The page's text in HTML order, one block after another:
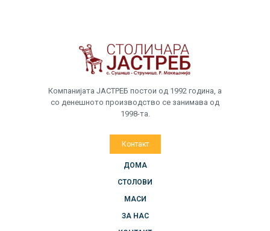
Компанијата ЈАСТРЕБ постои од 1992 година, а
со денешното производство се занимава од
1998-та.
Контакт
ДОМА
СТОЛОВИ
МАСИ
ЗА НАС